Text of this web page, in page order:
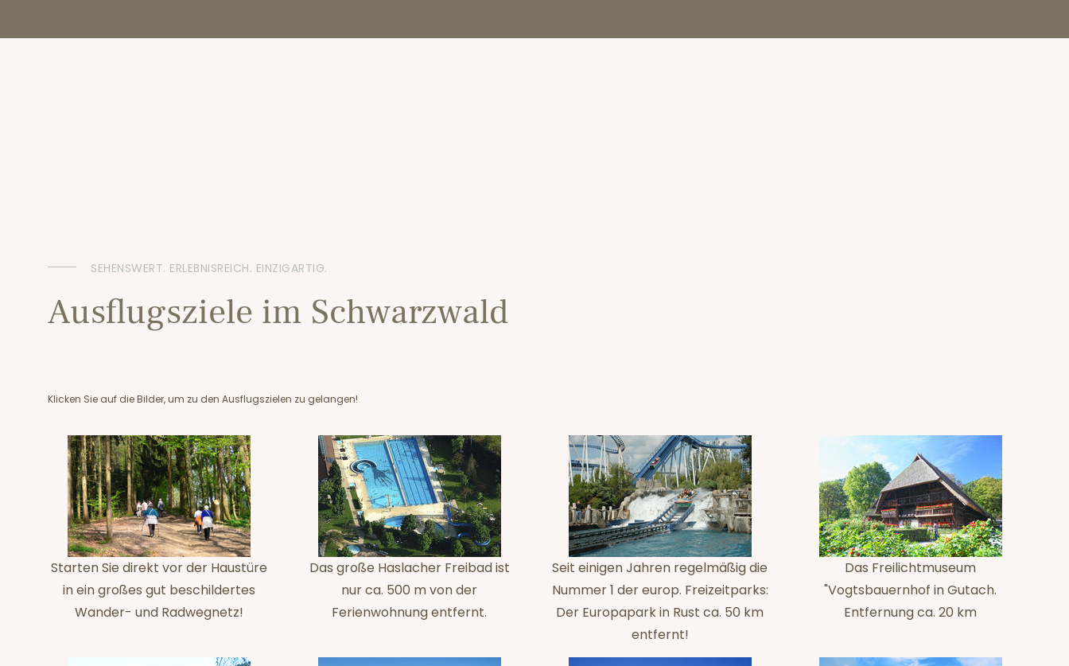
SEHENSWERT. ERLEBNISREICH. EINZIGARTIG.
Ausflugsziele im Schwarzwald
Klicken Sie auf die Bilder, um zu den Ausflugszielen zu gelangen!
Starten Sie direkt vor der Haustüre
in ein großes gut beschildertes
Wander- und Radwegnetz!
Das große Haslacher Freibad ist
nur ca. 500 m von der
Ferienwohnung entfernt.
Seit einigen Jahren regelmäßig die
Nummer 1 der europ. Freizeitparks:
Der Europapark in Rust ca. 50 km
entfernt!
Das Freilichtmuseum
"Vogtsbauernhof in Gutach.
Entfernung ca. 20 km